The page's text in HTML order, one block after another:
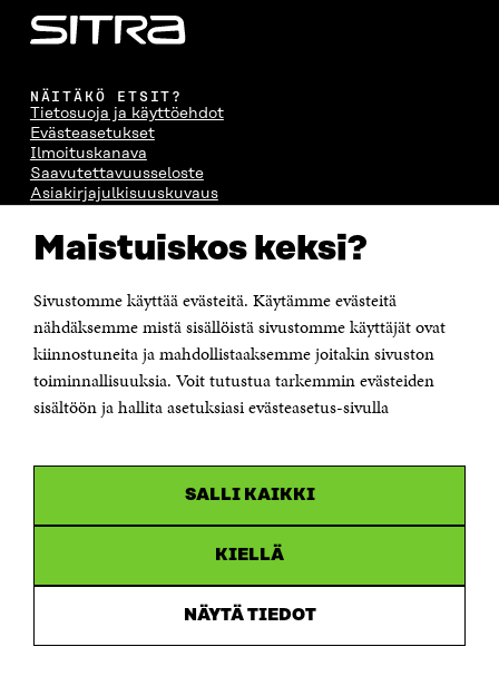
Maistuiskos keksi?
Sivustomme käyttää evästeitä. Käytämme evästeitä
nähdäksemme mistä sisällöistä sivustomme käyttäjät ovat
kiinnostuneita ja mahdollistaaksemme joitakin sivuston
toiminnallisuuksia. Voit tutustua tarkemmin evästeiden
sisältöön ja hallita asetuksiasi evästeasetus-sivulla
SALLI KAIKKI
KIELLÄ
NÄYTÄ TIEDOT
NÄITÄKÖ ETSIT?
Tietosuoja ja käyttöehdot
Evästeasetukset
Ilmoituskanava
Saavutettavuusseloste
Asiakirjajulkisuuskuvaus
Suomen itsenäisyyden juhlarahasto Sitra
Itämerenkatu 11-13, PL 160,
00181 Helsinki
Puhelin +358 294 618 991
Sähköpostiosoite
etunimi.sukunimi@sitra.fi tai sitra@sitra.fi
Avautuu
uudessa